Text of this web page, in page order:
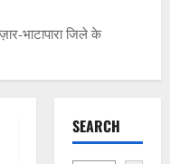
भाटापारा जिले के
SEARCH